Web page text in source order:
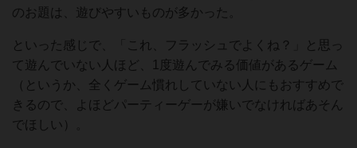
のお題は、遊びやすいものが多かった。
といった感じで、「これ、フラッシュでよくね？」と思っ
て遊んでいない人ほど、1度遊んでみる価値があるゲーム
（というか、全くゲーム慣れしていない人にもおすすめで
きるので、よほどパーティーゲーが嫌いでなければあそん
でほしい）。